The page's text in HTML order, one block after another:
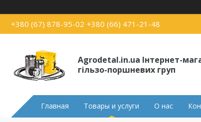
+380 (67) 878-95-02 +380 (66) 471-21-48
Agrodetal.in.ua Інтернет-
гільзо-поршневих груп
Главная Товары и услуги О нас